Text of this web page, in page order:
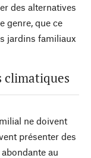
des alternatives
genre, que ce
jardins familiaux
climatiques
ne doivent
présenter des
au